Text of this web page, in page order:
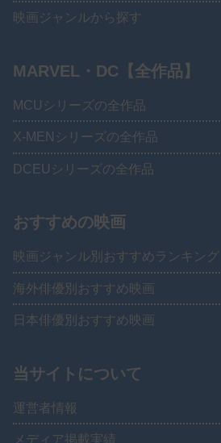
映画ジャンルから探す
MARVEL・DC【全作品】
MCUシリーズの全作品
X-MENシリーズの全作品
DCEUシリーズの全作品
おすすめの映画
映画ジャンル別おすすめランキング
海外俳優別おすすめ映画
日本俳優別おすすめ映画
当サイトについて
運営者情報
メディア掲載実績